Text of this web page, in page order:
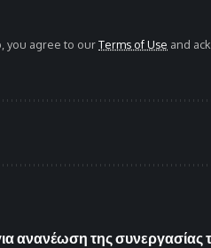
you agree to ourTerms of Use and
ανανέωση της συνεργασίας